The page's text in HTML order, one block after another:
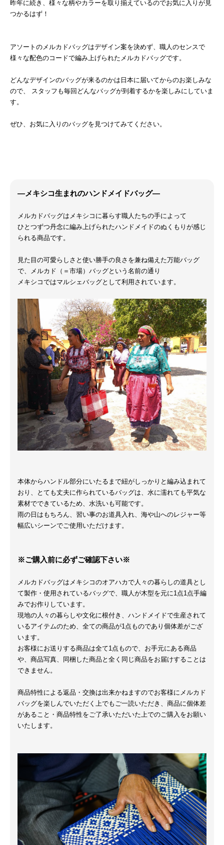
昨年に続き、様々な柄やカラーを取り揃えているのでお気に入りが見
つかるはず！
アソートのメルカドバッグはデザイン案を決めず、職人のセンスで
様々な配色のコードで編み上げられたメルカドバッグです。
どんなデザインのバッグが来るのかは日本に届いてからのお楽しみな
ので、 スタッフも毎回どんなバッグが到着するかを楽しみにしていま
す。
ぜひ、お気に入りのバッグを見つけてみてください。
―メキシコ生まれのハンドメイドバッグ―
メルカドバッグはメキシコに暮らす職人たちの手によって
ひとつずつ丹念に編み上げられたハンドメイドのぬくもりが感じ
られる商品です。
見た目の可愛らしさと使い勝手の良さを兼ね備えた万能バッグ
で、メルカド（＝市場）バッグという名前の通り
メキシコではマルシェバッグとして利用されています。
本体からハンドル部分にいたるまで紐がしっかりと編み込まれて
おり、とても丈夫に作られているバッグは、水に濡れても平気な
素材でできているため、水洗いも可能です。
雨の日はもちろん、習い事のお道具入れ、海や山へのレジャー等
幅広いシーンでご使用いただけます。
※ご購入前に必ずご確認下さい※
メルカドバッグはメキシコのオアハカで人々の暮らしの道具とし
て製作・使用されているバッグで、職人が木型を元に1点1点手編
みでお作りしています。
現地の人々の暮らしや文化に根付き、ハンドメイドで生産されて
いるアイテムのため、全ての商品が1点ものであり個体差がござ
います。
お客様にお送りする商品は全て1点もので、お手元にある商品
や、商品写真、同梱した商品と全く同じ商品をお届けすることは
できません。
商品特性による返品・交換は出来かねますのでお客様にメルカド
バッグを楽しんでいただく上でもご一読いただき、商品に個体差
があること・商品特性をご了承いただいた上でのご購入をお願い
いたします。